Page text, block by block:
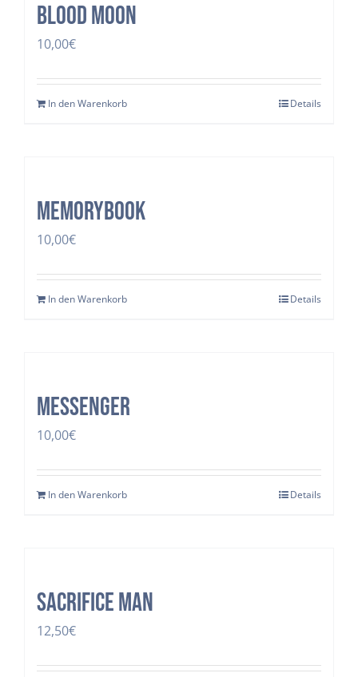
Blood Moon
10,00€
In den Warenkorb Details
Memorybook
10,00€
In den Warenkorb Details
Messenger
10,00€
In den Warenkorb Details
SACRIFICE MAN
12,50€